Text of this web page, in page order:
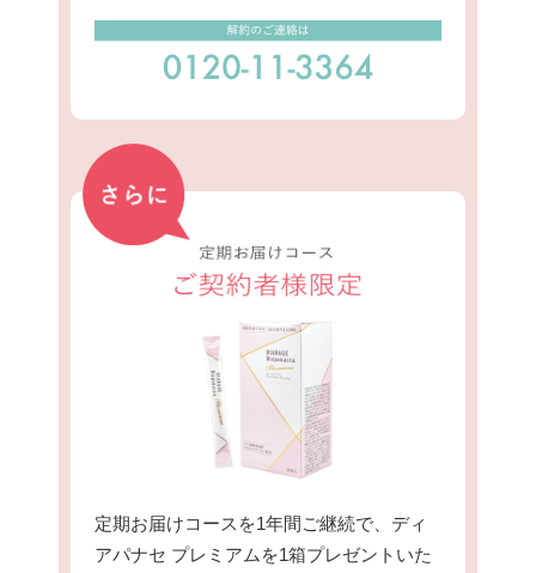
定期お届けコースを1年間ご継続で、ディ
アパナセ プレミアムを1箱プレゼントいた